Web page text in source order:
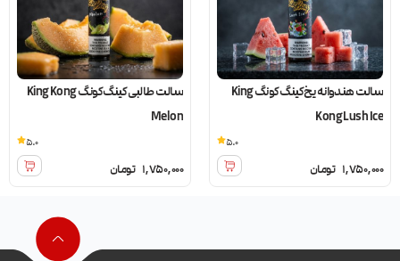
سالت هندوانه یخ کینگ کونگ King
Kong Lush Ice
1,750,000 تومان
5.0
سالت طالبی کینگ کونگ King Kong
Melon
1,750,000 تومان
5.0